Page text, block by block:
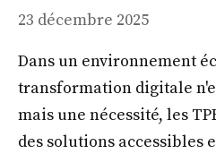
23 décembre 2025
Dans un environnement
transformation digitale
mais une nécessité, les
des solutions accessibles